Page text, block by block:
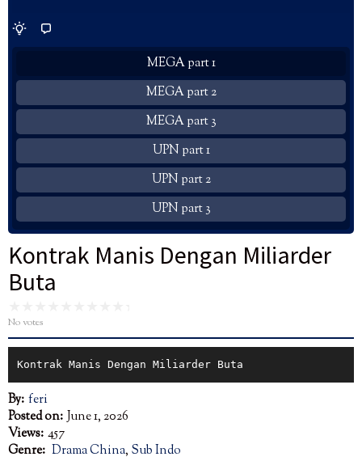
MEGA part 1
MEGA part 2
MEGA part 3
UPN part 1
UPN part 2
UPN part 3
Kontrak Manis Dengan Miliarder
Buta
No votes
Kontrak Manis Dengan Miliarder Buta
By: feri
Posted on: June 1, 2026
Views: 457
Genre: Drama China, Sub Indo